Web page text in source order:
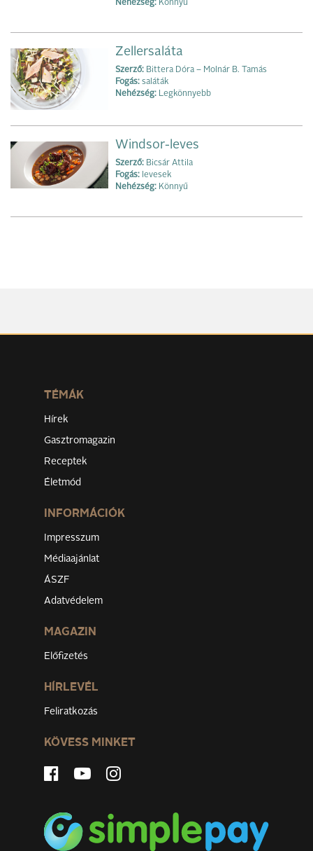
Nehézség: Könnyű
Zellersaláta
Szerző: Bittera Dóra – Molnár B. Tamás
Fogás: saláták
Nehézség: Legkönnyebb
Windsor-leves
Szerző: Bicsár Attila
Fogás: levesek
Nehézség: Könnyű
TÉMÁK
Hírek
Gasztromagazin
Receptek
Életmód
INFORMÁCIÓK
Impresszum
Médiaajánlat
ÁSZF
Adatvédelem
MAGAZIN
Előfizetés
HÍRLEVÉL
Feliratkozás
KÖVESS MINKET